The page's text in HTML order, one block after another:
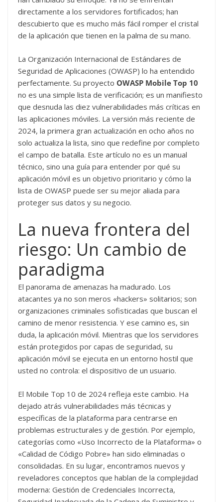
directamente a los servidores fortificados; han
descubierto que es mucho más fácil romper el cristal
de la aplicación que tienen en la palma de su mano.
La Organización Internacional de Estándares de
Seguridad de Aplicaciones (OWASP) lo ha entendido
perfectamente. Su proyecto OWASP Mobile Top 10
no es una simple lista de verificación; es un manifiesto
que desnuda las diez vulnerabilidades más críticas en
las aplicaciones móviles. La versión más reciente de
2024, la primera gran actualización en ocho años no
solo actualiza la lista, sino que redefine por completo
el campo de batalla. Este artículo no es un manual
técnico, sino una guía para entender por qué su
aplicación móvil es un objetivo prioritario y cómo la
lista de OWASP puede ser su mejor aliada para
proteger sus datos y su negocio.
La nueva frontera del
riesgo: Un cambio de
paradigma
El panorama de amenazas ha madurado. Los
atacantes ya no son meros «hackers» solitarios; son
organizaciones criminales sofisticadas que buscan el
camino de menor resistencia. Y ese camino es, sin
duda, la aplicación móvil. Mientras que los servidores
están protegidos por capas de seguridad, su
aplicación móvil se ejecuta en un entorno hostil que
usted no controla: el dispositivo de un usuario.
El Mobile Top 10 de 2024 refleja este cambio. Ha
dejado atrás vulnerabilidades más técnicas y
específicas de la plataforma para centrarse en
problemas estructurales y de gestión. Por ejemplo,
categorías como «Uso Incorrecto de la Plataforma» o
«Calidad de Código Pobre» han sido eliminadas o
consolidadas. En su lugar, encontramos nuevos y
reveladores conceptos que hablan de la complejidad
moderna: Gestión de Credenciales Incorrecta,